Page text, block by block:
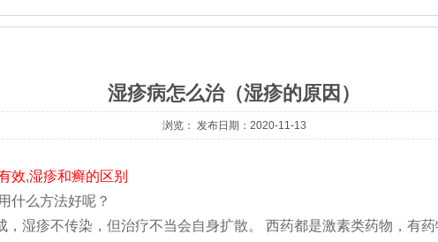
湿疹病怎么治（湿疹的原因）
浏览： 发布日期：2020-11-13
效,湿疹和癣的区别
什么方法好呢？
湿疹不传染，但治疗不当会自身扩散。 西药都是激素类药物，有药